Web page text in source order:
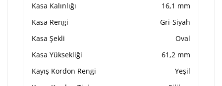
Kasa Kalınlığı
16,1 mm
Kasa Rengi
Gri-Siyah
Kasa Şekli
Oval
Kasa Yüksekliği
61,2 mm
Kayış Kordon Rengi
Yeşil